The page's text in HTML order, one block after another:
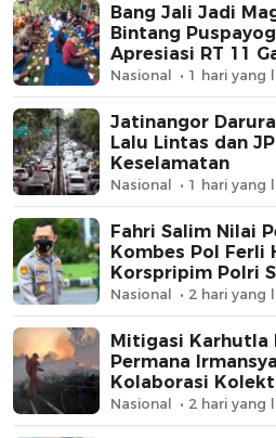
Bang Jali Jadi
Bintang
Apresiasi RT 11
Nasional 1 hari yang
Jatinangor
Lalu Lintas dan
Keselamatan
Nasional 1 hari yang
Fahri Salim Nilai
Kombes Pol Ferli
Korspripim Polri
Dihormati
Nasional 2 hari yang
Mitigasi Karhutla
Permana
Kolaborasi
Nasional 2 hari yang